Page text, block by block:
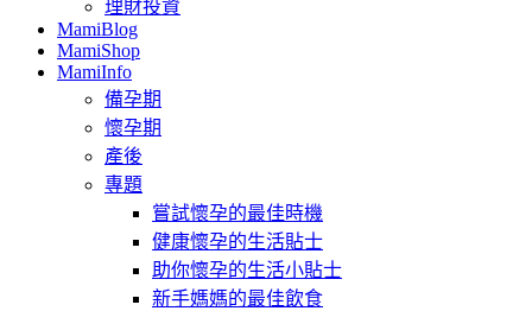
理財投資
MamiBlog
MamiShop
MamiInfo
備孕期
懷孕期
產後
專題
嘗試懷孕的最佳時機
健康懷孕的生活貼士
助你懷孕的生活小貼士
新手媽媽的最佳飲食